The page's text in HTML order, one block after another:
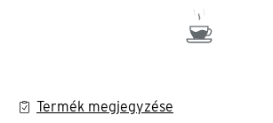
Termék megjegyzése